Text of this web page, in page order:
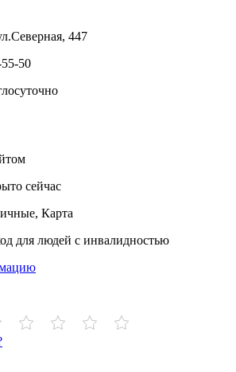
447
50
сейчас
Карта
для людей с инвалидностью